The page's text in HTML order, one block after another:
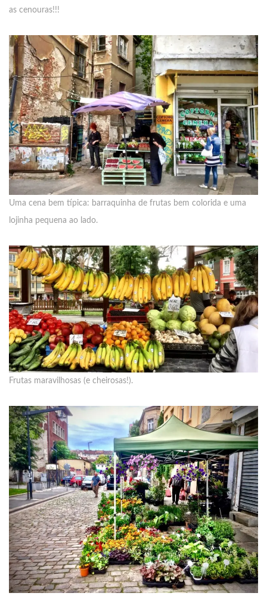
as cenouras!!!
Uma cena bem típica: barraquinha de frutas bem colorida e uma
lojinha pequena ao lado.
Frutas maravilhosas (e cheirosas!).